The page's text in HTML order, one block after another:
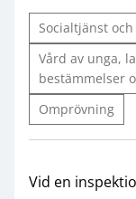
Socialtjänst och
Vård av unga,
bestämmelser
Omprövning
Vid en